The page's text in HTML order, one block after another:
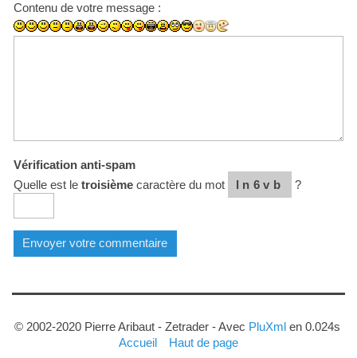
Contenu de votre message :
Vérification anti-spam
Quelle est le troisièmecaractère du mot ln6vb ?
© 2002-2020 Pierre Aribaut - Zetrader - Avec PluXmlen 0.024s
Accueil
Haut de page